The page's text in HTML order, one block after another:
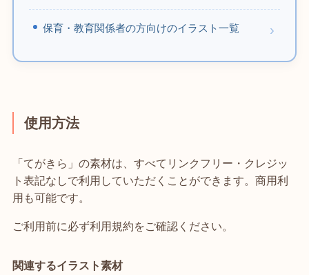
保育・教育関係者の方向けのイラスト一覧
使用方法
「てがきら」の素材は、すべてリンクフリー・クレジッ
ト表記なしで利用していただくことができます。商用利
用も可能です。
ご利用前に必ず利用規約をご確認ください。
関連するイラスト素材